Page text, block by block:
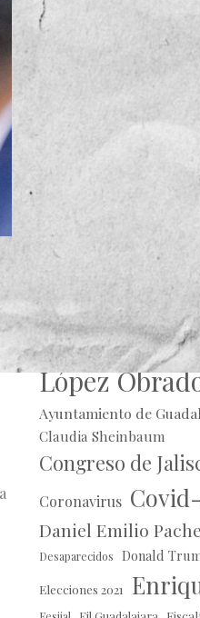
Alberto Uribe
Andrés
López
Ayuntamiento de
Claudia Sheinbaum
Congreso de
Coronavirus
Daniel Emilio
Desaparecidos Donald
Elecciones 2021